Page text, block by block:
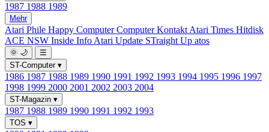
1987 1988 1989
Mehr
Atari Phile Happy ComputerComputer Kontakt Atari Times Hitdisk
ACE NSW Inside Info Atari Update STraight Up atos
🌞 🌙
☰
ST-Computer ▾
1986 1987 1988 1989 1990 1991 1992 1993 1994 1995 1996 1997
1998 1999 2000 2001 2002 2003 2004
ST-Magazin ▾
1987 1988 1989 1990 1991 1992 1993
TOS ▾